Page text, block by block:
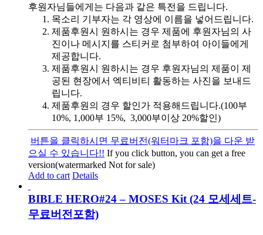
후원자님들에게는 다음과 같은 특전을 드립니다.
목소리 기부자는 각 영상에 이름을 넣어드립니다.
제품후원시 원하시는 경우 제품에 후원자님의 사
진이나 메시지를 스티커로 첨부하여 아이들에게
제공합니다.
제품후원시 원하시는 경우 후원자님의 제품이 제
공된 현장에서 엑티비티 활동하는 사진을 보내드
립니다.
제품후원의 경우 할인가 적용해드립니다.(100부
10%, 1,000부 15%, 3,000부이상 20%할인)
버튼을 클릭하시면 무료버전(워터마크 포함)을 다운 받
으실 수 있습니다!! If you click button, you can get a free
version(watermarked Not for sale)
Add to cart Details
BIBLE HERO#24 – MOSES Kit (24 모세세트-
무료버전포함)